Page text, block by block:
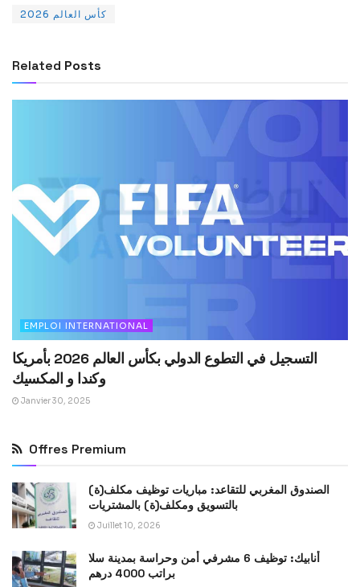
كأس العالم 2026
Related Posts
EMPLOI INTERNATIONAL
التسجيل في التطوع الدولي بكأس العالم 2026 بأمريكا
وكندا و المكسيك
Janvier 30, 2025
Offres Premium
الصندوق المغربي للتقاعد: مباريات توظيف مكلف(ة)
بالتسويق ومكلف(ة) بالمشتريات
Juillet 10, 2026
أنابيك: توظيف 6 مشرفي أمن وحراسة بمدينة سلا
براتب 4000 درهم